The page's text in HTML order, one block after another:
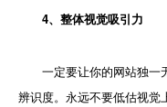
4、整体视觉吸引力
一定要让你的网站独一
辨识度。永远不要低估视觉